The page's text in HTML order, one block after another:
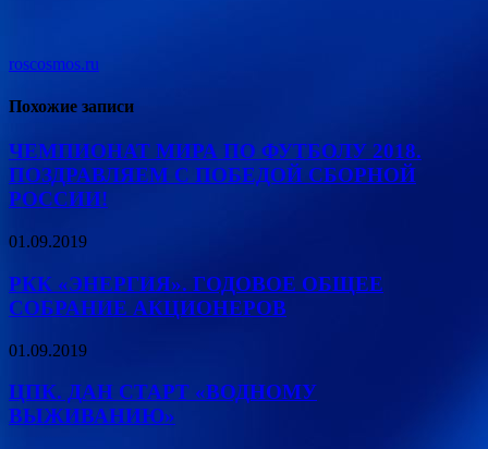
roscosmos.ru
Похожие записи
ЧЕМПИОНАТ МИРА ПО ФУТБОЛУ 2018.
ПОЗДРАВЛЯЕМ С ПОБЕДОЙ СБОРНОЙ
РОССИИ!
01.09.2019
РКК «ЭНЕРГИЯ». ГОДОВОЕ ОБЩЕЕ
СОБРАНИЕ АКЦИОНЕРОВ
01.09.2019
ЦПК. ДАН СТАРТ «ВОДНОМУ
ВЫЖИВАНИЮ»